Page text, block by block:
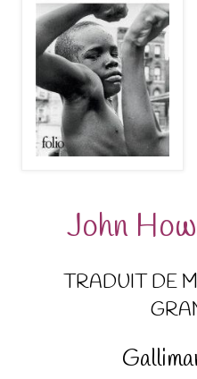
John
TRADUIT DE